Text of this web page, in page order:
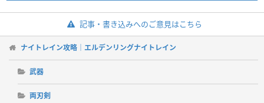
記事・書き込みへのご意見はこちら
ナイトレイン攻略｜エルデンリングナイトレイン
武器
両刃剣